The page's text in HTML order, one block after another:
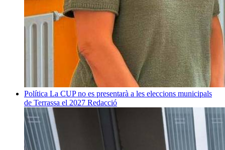
Política La CUP no es presentarà a les eleccions municipals
de Terrassa el 2027 Redacció